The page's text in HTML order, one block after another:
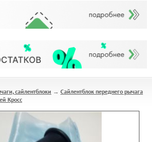
сайлентблоки → Сайлентблок переднего рычага
Кросс